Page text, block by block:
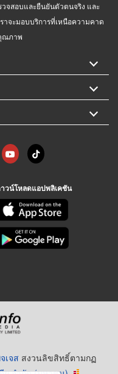
วจสอบและยืนยันตัวตนจริง และ
าจะมอบบริการที่เหนือความคาด
ณภาพ
วน์โหลดแอปพลิเคชัน
เจส สงวนลิขสิทธิ์ตามกฏ